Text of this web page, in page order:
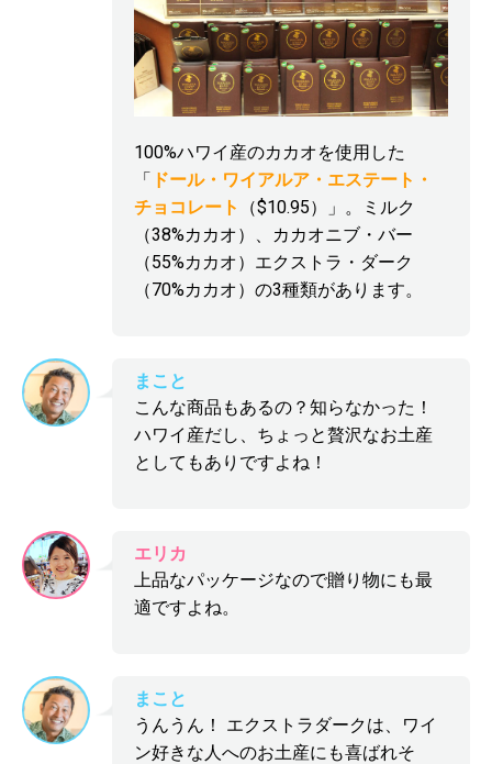
100%ハワイ産のカカオを使用した
「 ドール・ワイアルア・エステート・
チョコレート
（$10.95）」。ミルク
（38%カカオ）、カカオニブ・バー
（55%カカオ）エクストラ・ダーク
（70%カカオ）の3種類があります。
まこと
こんな商品もあるの？知らなかった！
ハワイ産だし、ちょっと贅沢なお土産
としてもありですよね！
エリカ
上品なパッケージなので贈り物にも最
適ですよね。
まこと
うんうん！ エクストラダークは、ワイ
ン好きな人へのお土産にも喜ばれそ